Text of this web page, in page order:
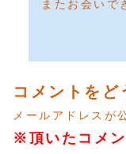
またお会いで
コメントをど
メールアドレスが
※頂いたコメ